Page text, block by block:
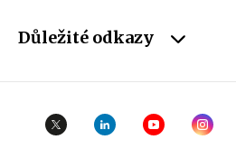
Důležité odkazy